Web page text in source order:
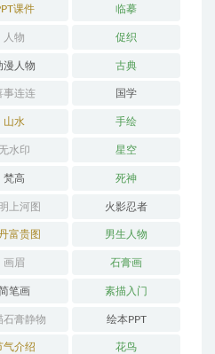
课件 临摹
人物 促织
漫人物 古典
事连连 国学
山水 手绘
水印 星空
梵高 死神
上河图 火影忍者
富贵图 男生人物
画眉 石膏画
笔画 素描入门
石膏静物 绘本PPT
气介绍 花鸟